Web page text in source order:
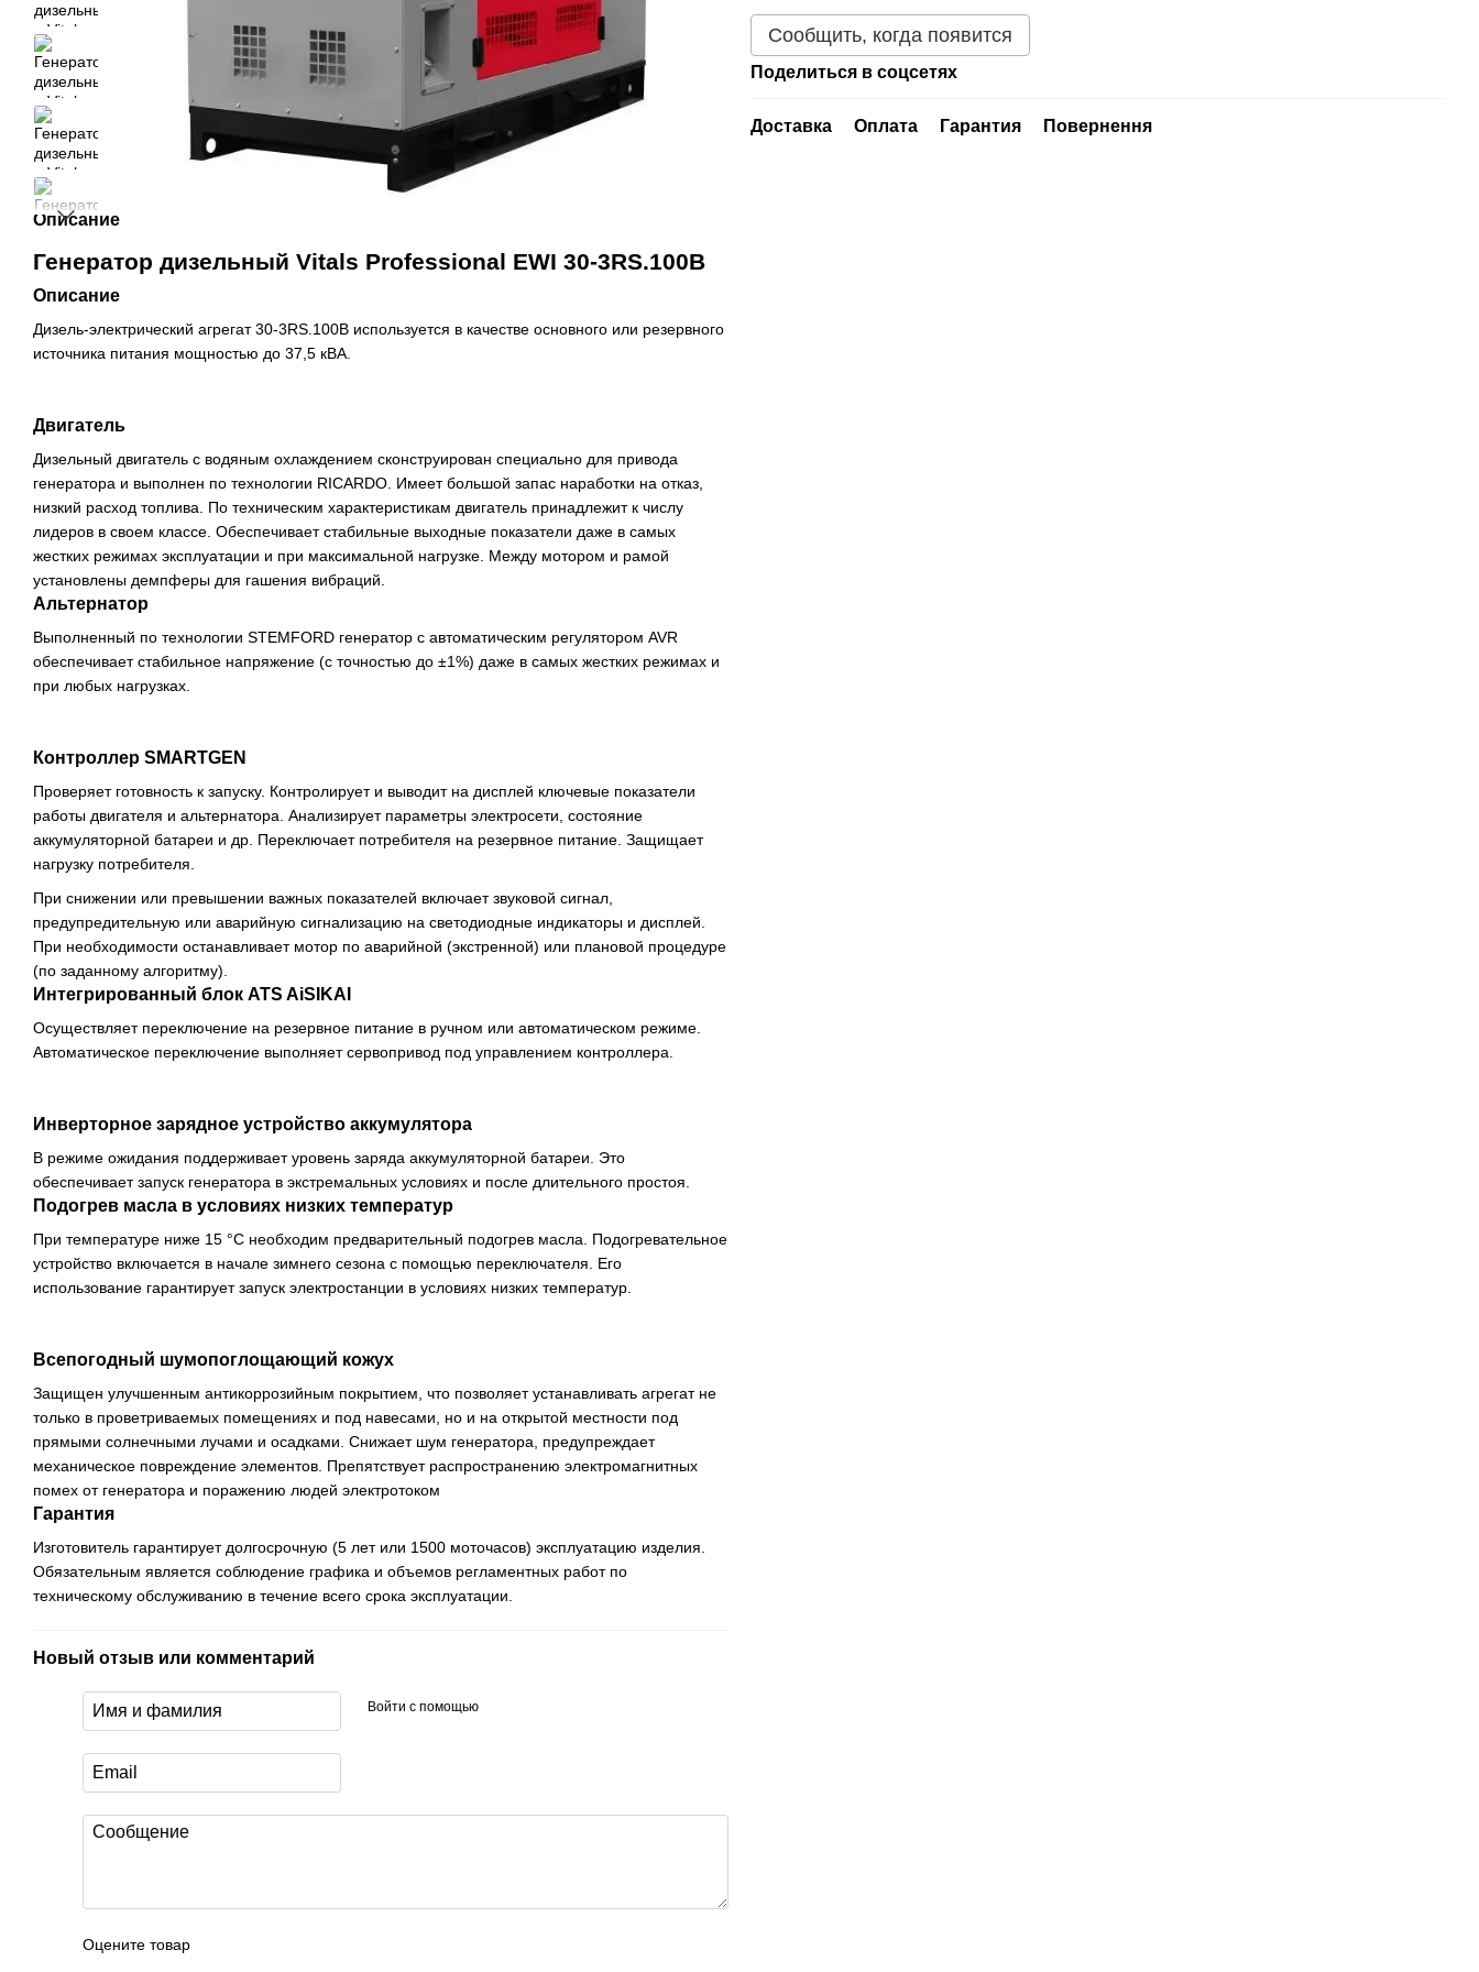
Описание
Генератор дизельный Vitals Professional EWI 30-3RS.100B
Описание
Дизель-электрический агрегат 30-3RS.100B используется в качестве основного или резервного
источника питания мощностью до 37,5 кВА.
Двигатель
Дизельный двигатель с водяным охлаждением сконструирован специально для привода
генератора и выполнен по технологии RICARDO. Имеет большой запас наработки на отказ,
низкий расход топлива. По техническим характеристикам двигатель принадлежит к числу
лидеров в своем классе. Обеспечивает стабильные выходные показатели даже в самых
жестких режимах эксплуатации и при максимальной нагрузке. Между мотором и рамой
установлены демпферы для гашения вибраций.
Альтернатор
Выполненный по технологии STEMFORD генератор с автоматическим регулятором AVR
обеспечивает стабильное напряжение (с точностью до ±1%) даже в самых жестких режимах и
при любых нагрузках.
Контроллер SMARTGEN
Проверяет готовность к запуску. Контролирует и выводит на дисплей ключевые показатели
работы двигателя и альтернатора. Анализирует параметры электросети, состояние
аккумуляторной батареи и др. Переключает потребителя на резервное питание. Защищает
нагрузку потребителя.
При снижении или превышении важных показателей включает звуковой сигнал,
предупредительную или аварийную сигнализацию на светодиодные индикаторы и дисплей.
При необходимости останавливает мотор по аварийной (экстренной) или плановой процедуре
(по заданному алгоритму).
Интегрированный блок ATS AiSIKAI
Осуществляет переключение на резервное питание в ручном или автоматическом режиме.
Автоматическое переключение выполняет сервопривод под управлением контроллера.
Инверторное зарядное устройство аккумулятора
В режиме ожидания поддерживает уровень заряда аккумуляторной батареи. Это
обеспечивает запуск генератора в экстремальных условиях и после длительного простоя.
Подогрев масла в условиях низких температур
При температуре ниже 15 °С необходим предварительный подогрев масла. Подогревательное
устройство включается в начале зимнего сезона с помощью переключателя. Его
использование гарантирует запуск электростанции в условиях низких температур.
Всепогодный шумопоглощающий кожух
Защищен улучшенным антикоррозийным покрытием, что позволяет устанавливать агрегат не
только в проветриваемых помещениях и под навесами, но и на открытой местности под
прямыми солнечными лучами и осадками. Снижает шум генератора, предупреждает
механическое повреждение элементов. Препятствует распространению электромагнитных
помех от генератора и поражению людей электротоком
Гарантия
Изготовитель гарантирует долгосрочную (5 лет или 1500 моточасов) эксплуатацию изделия.
Обязательным является соблюдение графика и объемов регламентных работ по
техническому обслуживанию в течение всего срока эксплуатации.
Новый отзыв или комментарий
Войти с помощью
Оцените товар
Сообщить, когда появится
Поделиться в соцсетях
Доставка Оплата Гарантия Повернення